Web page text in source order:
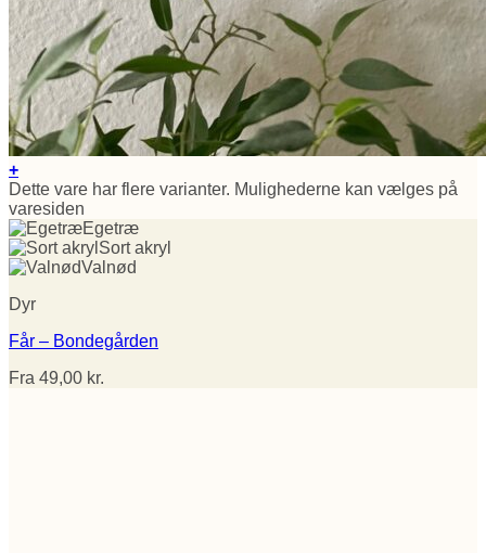
+
Dette vare har flere varianter. Mulighederne kan vælges på
varesiden
Egetræ
Sort akryl
Valnød
Dyr
Får – Bondegården
Fra 49,00 kr.